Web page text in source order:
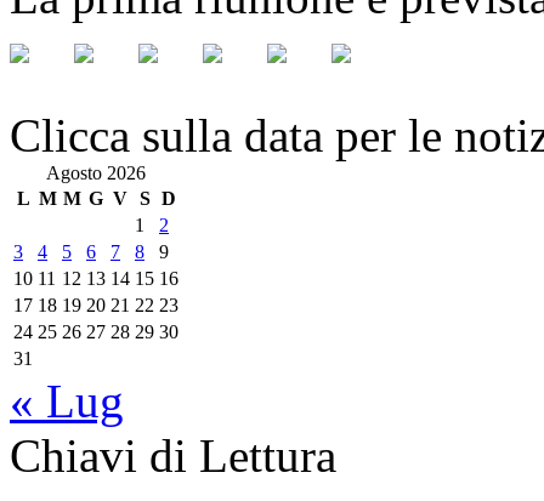
Clicca sulla data per le
Agosto 2026
L M M G V S D
1
2
3
4 5 6 7 8
9
10 11 12 13 14 15 16
17 18 19 20 21 22 23
24 25 26 27 28 29 30
31
« Lug
Chiavi di Lettura